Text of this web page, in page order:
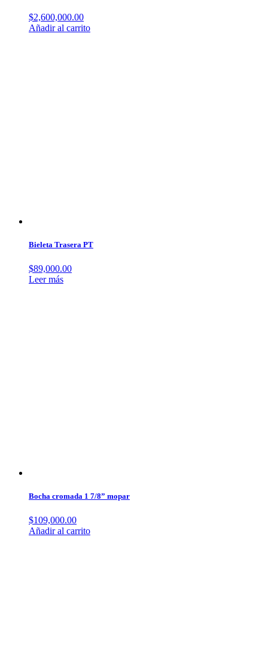
$2,600,000.00
Añadir al carrito
Bieleta Trasera PT
$89,000.00
Leer más
Bocha cromada 1 7/8” mopar
$109,000.00
Añadir al carrito